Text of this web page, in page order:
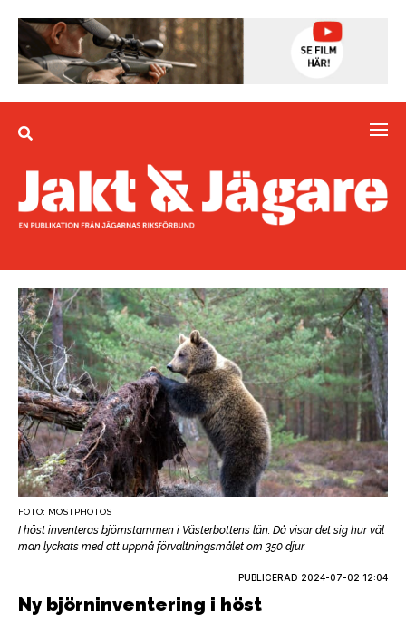
FOTO: MOSTPHOTOS
I höst inventeras björnstammen i Västerbottens län. Då visar det sig hur väl
man lyckats med att uppnå förvaltningsmålet om 350 djur.
PUBLICERAD 2024-07-02 12:04
Ny björninventering i höst